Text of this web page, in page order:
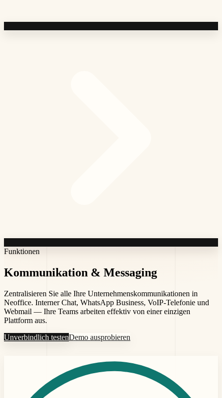
Funktionen
Kommunikation & Messaging
Zentralisieren Sie alle Ihre Unternehmenskommunikationen in
Neoffice. Interner Chat, WhatsApp Business, VoIP-Telefonie und
Webmail — Ihre Teams arbeiten effektiv von einer einzigen
Plattform aus.
Unverbindlich testenDemo ausprobieren